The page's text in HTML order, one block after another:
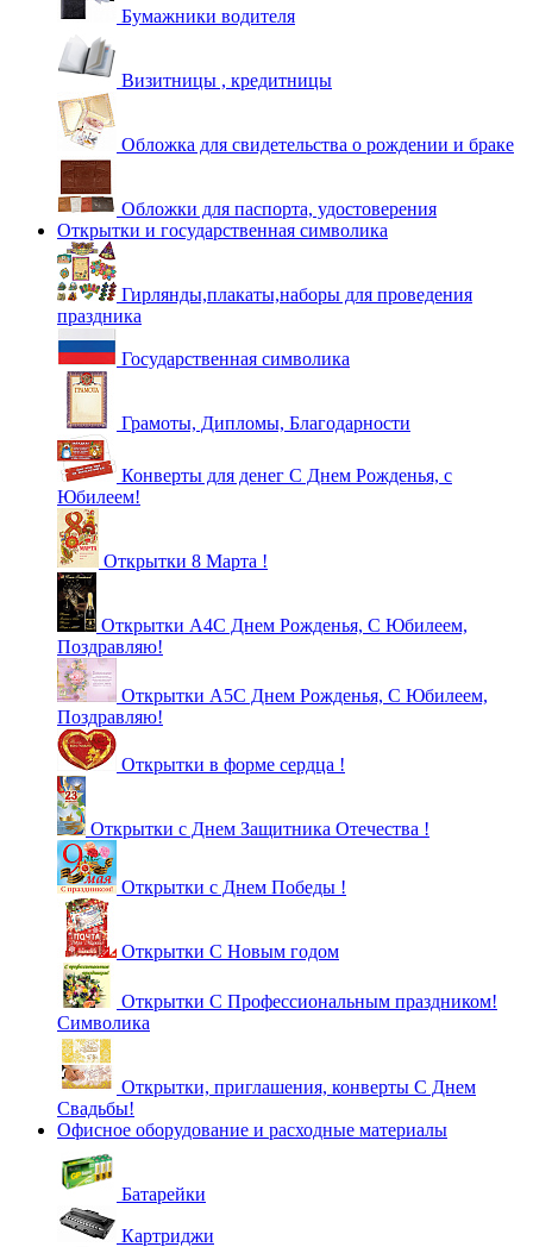
Бумажники водителя
Визитницы , кредитницы
Обложка для свидетельства о рождении и браке
Обложки для паспорта, удостоверения
Открытки и государственная символика
Гирлянды,плакаты,наборы для проведения
праздника
Государственная символика
Грамоты, Дипломы, Благодарности
Конверты для денег С Днем Рожденья, с
Юбилеем!
Открытки 8 Марта !
Открытки А4С Днем Рожденья, С Юбилеем,
Поздравляю!
Открытки А5С Днем Рожденья, С Юбилеем,
Поздравляю!
Открытки в форме сердца !
Открытки с Днем Защитника Отечества !
Открытки с Днем Победы !
Открытки С Новым годом
Открытки С Профессиональным праздником!
Символика
Открытки, приглашения, конверты С Днем
Свадьбы!
Офисное оборудование и расходные материалы
Батарейки
Картриджи